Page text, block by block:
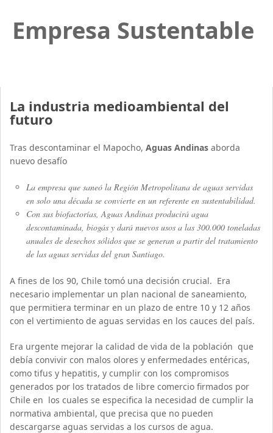
Empresa Sustentable
La industria medioambiental del
futuro
Tras descontaminar el Mapocho,Aguas Andinas aborda
nuevo desafío
La empresa que saneó la Región Metropolitana de aguas servidas
en solo una década se convierte en un referente en sustentabilidad.
Con sus biofactorías, Aguas Andinas producirá agua
descontaminada, biogás y dará nuevos usos a las 300.000 toneladas
anuales de desechos sólidos que se generan a partir del tratamiento
de las aguas servidas del gran Santiago.
A fines de los 90, Chile tomó una decisión crucial. Era
necesario implementar un plan nacional de saneamiento,
que permitiera terminar en un plazo de entre 10 y 12 años
con el vertimiento de aguas servidas en los cauces del país.
Era urgente mejorar la calidad de vida de la población que
debía convivir con malos olores y enfermedades entéricas,
como tifus y hepatitis, y cumplir con los compromisos
generados por los tratados de libre comercio firmados por
Chile en los cuales se especifica la necesidad de cumplir la
normativa ambiental, que precisa que no pueden
descargarse aguas servidas a los cursos de agua.